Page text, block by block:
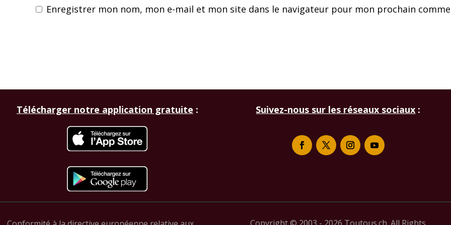
Enregistrer mon nom, mon e-mail et mon site dans le navigateur pour mon prochain
Télécharger notre application gratuite : Suivez-nous sur les réseaux sociaux :